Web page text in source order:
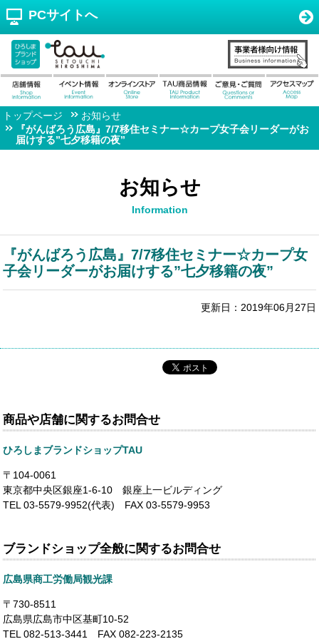
PCサイトへ
トップページ
お知らせ
『がんばろう広島』7/7移住セミナー☆カープ女子会リーダーがお
届けする”七夕移籍の夜”
お知らせ
Information
『がんばろう広島』7/7移住セミナー☆カープ女
子会リーダーがお届けする”七夕移籍の夜”
更新日：2019年06月27日
商品や店舗に関するお問合せ
ひろしまブランドショップTAU
〒104-0061
東京都中央区銀座1-6-10 銀座上一ビルディング
TEL 03-5579-9952(代表) FAX 03-5579-9953
ブランドショップ全般に関するお問合せ
広島県商工労働局観光課
〒730-8511
広島県広島市中区基町10-52
TEL 082-513-3441 FAX 082-223-2135